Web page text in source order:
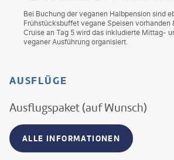
Bei Buchung der veganen Halbpension sind
Frühstücksbuffet vegane Speisen vorhanden
Cruise an Tag 5 wird das inkludierte Mittag-
veganer Ausführung organisiert.
AUSFLÜGE
Ausflugspaket (auf Wunsch)
ALLE INFORMATIONEN